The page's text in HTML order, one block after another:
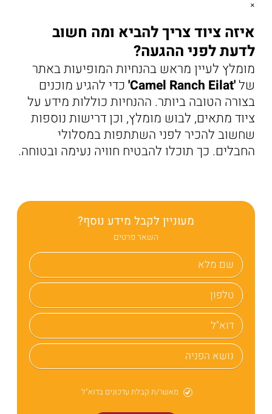
×
איזה ציוד צריך להביא ומה חשוב
לדעת לפני ההגעה?
מומלץ לעיין מראש בהנחיות המופיעות באתר
של'Camel Ranch Eilat'
כדי להגיע מוכנים
בצורה הטובה ביותר. ההנחיות כוללות מידע על
ציוד מתאים, לבוש מומלץ, וכן דרישות נוספות
שחשוב להכיר לפני השתתפות במסלולי
החבלים. כך תוכלו להבטיח חוויה נעימה ובטוחה.
מעוניין לקבל מידע נוסף?
השאר פרטים
מאשר/ת קבלת עדכונים בדוא"ל